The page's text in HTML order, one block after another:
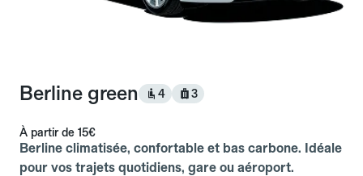
Berline green 4 3
À partir de 15€
Berline climatisée, confortable et bas carbone. Idéale
pour vos trajets quotidiens, gare ou aéroport.